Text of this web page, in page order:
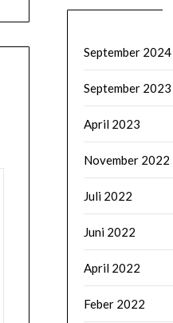
September 2024
September 2023
April 2023
November 2022
Juli 2022
Juni 2022
April 2022
Feber 2022